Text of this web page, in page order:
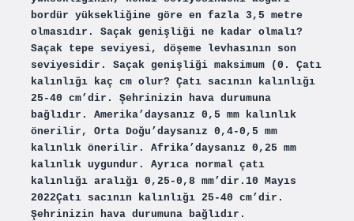
bordür yüksekliğine göre en fazla 3,5 metre
olmasıdır. Saçak genişliği ne kadar olmalı?
Saçak tepe seviyesi, döşeme levhasının son
seviyesidir. Saçak genişliği maksimum (0. Çatı
kalınlığı kaç cm olur? Çatı sacının kalınlığı
25-40 cm’dir. Şehrinizin hava durumuna
bağlıdır. Amerika’daysanız 0,5 mm kalınlık
önerilir, Orta Doğu’daysanız 0,4-0,5 mm
kalınlık önerilir. Afrika’daysanız 0,25 mm
kalınlık uygundur. Ayrıca normal çatı
kalınlığı aralığı 0,25-0,8 mm’dir.10 Mayıs
2022Çatı sacının kalınlığı 25-40 cm’dir.
Şehrinizin hava durumuna bağlıdır.